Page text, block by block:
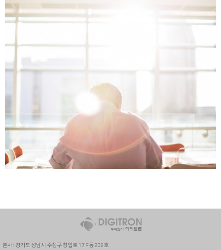
본사 : 경기도 성남시 수정구 창업로 17 F동 209호